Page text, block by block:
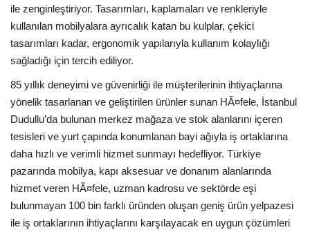
ile zenginleştiriyor. Tasarımları, kaplamaları ve renkleriyle
kullanılan mobilyalara ayrıcalık katan bu kulplar, çekici
tasarımları kadar, ergonomik yapılarıyla kullanım kolaylığı
sağladığı için tercih ediliyor.
85 yıllık deneyimi ve güvenirliği ile müşterilerinin ihtiyaçlarına
yönelik tasarlanan ve geliştirilen ürünler sunan HÃ¤fele, İstanbul
Dudullu’da bulunan merkez mağaza ve stok alanlarını içeren
tesisleri ve yurt çapında konumlanan bayi ağıyla iş ortaklarına
daha hızlı ve verimli hizmet sunmayı hedefliyor. Türkiye
pazarında mobilya, kapı aksesuar ve donanım alanlarında
hizmet veren HÃ¤fele, uzman kadrosu ve sektörde eşi
bulunmayan 100 bin farklı üründen oluşan geniş ürün yelpazesi
ile iş ortaklarının ihtiyaçlarını karşılayacak en uygun çözümleri